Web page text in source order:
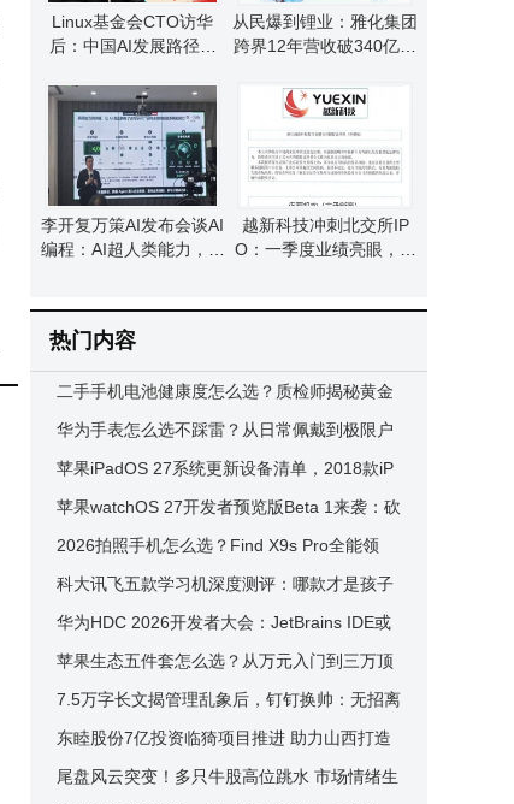
Linux基金会CTO访华
后：中国AI发展路径独
从民爆到锂业：雅化集团
跨界12年营收破340亿，
李开复万策AI发布会谈AI
编程：AI超人类能力，程
越新科技冲刺北交所IP
O：一季度业绩亮眼，董
热门内容
二手手机电池健康度怎么选？质检师揭秘黄金
标准，助你避坑又省钱
华为手表怎么选不踩雷？从日常佩戴到极限户
外，这四款精准匹配你的需求！
苹果iPadOS 27系统更新设备清单，2018款iP
ad Pro及多款机型被淘汰
苹果watchOS 27开发者预览版Beta 1来袭：砍
旧机型，增Siri AI等新功能
2026拍照手机怎么选？Find X9s Pro全能领
衔，暗光抓拍虚化防抖全拿捏
科大讯飞五款学习机深度测评：哪款才是孩子
成长路上的最佳学习搭子？
华为HDC 2026开发者大会：JetBrains IDE或
适配鸿蒙，纯血鸿蒙7.0将发布
苹果生态五件套怎么选？从万元入门到三万顶
配，学生党按需匹配不踩坑
7.5万字长文揭管理乱象后，钉钉换帅：无招离
任，92年技术极客陈宇森接棒
东睦股份7亿投资临猗项目推进 助力山西打造
全国最大粉末冶金基地
尾盘风云突变！多只牛股高位跳水 市场情绪生